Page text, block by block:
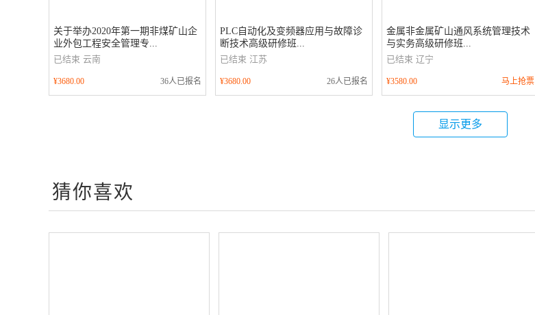
关于举办2020年第一期非煤矿山企
业外包工程安全管理专...
已结束 云南
¥3680.00 36人已报名
PLC自动化及变频器应用与故障诊
断技术高级研修班...
已结束 江苏
¥3680.00 26人已报名
金属非金属矿山通风系统管理技术
与实务高级研修班...
已结束 辽宁
¥3580.00 马上抢票
显示更多
猜你喜欢